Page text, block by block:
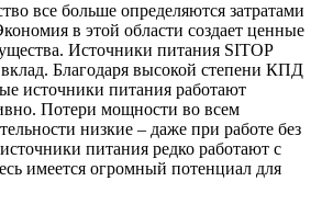
все больше определяются затратами
в этой области создает ценные
Источники питания SITOP
Благодаря высокой степени КПД
источники питания работают
Потери мощности во всем
низкие – даже при работе без
питания редко работают с
имеется огромный потенциал для